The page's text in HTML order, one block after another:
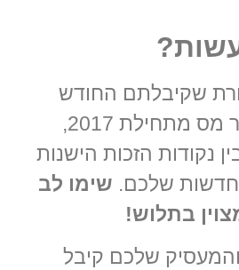
שקיבלתם החודש
צריך להופיע החזר מס מתחילת 2017,
נקודות הזכות הישנות
שלכם. שימו לב
בתלוש!
והמעסיק שלכם קיבל